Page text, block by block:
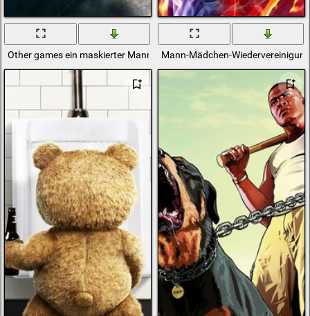
Other games ein maskierter Mann zieht seine Hand zum Bildschirm
Mann-Mädchen-